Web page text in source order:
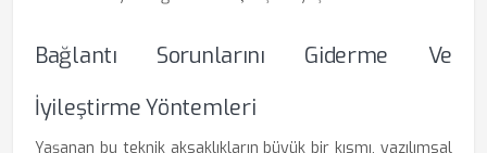
Bağlantı Sorunlarını Giderme Ve
İyileştirme Yöntemleri
Yaşanan bu teknik aksaklıkların büyük bir kısmı, yazılımsal